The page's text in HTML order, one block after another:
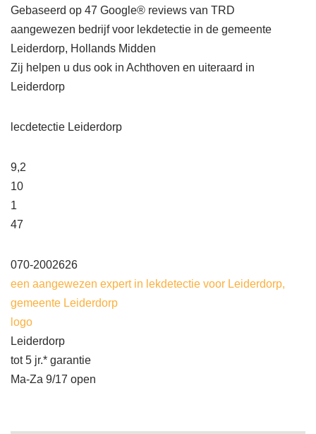
Gebaseerd op 47 Google® reviews van TRD
aangewezen bedrijf voor lekdetectie in de gemeente
Leiderdorp, Hollands Midden
Zij helpen u dus ook in Achthoven en uiteraard in
Leiderdorp
lecdetectie Leiderdorp
9,2
10
1
47
070-2002626
een aangewezen expert in lekdetectie voor Leiderdorp,
gemeente Leiderdorp
logo
Leiderdorp
tot 5 jr.* garantie
Ma-Za 9/17 open